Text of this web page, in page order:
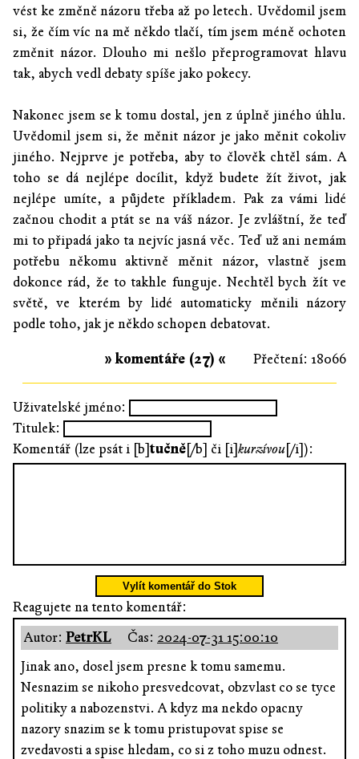
vést ke změně názoru třeba až po letech. Uvědomil jsem
si, že čím víc na mě někdo tlačí, tím jsem méně ochoten
změnit názor. Dlouho mi nešlo přeprogramovat hlavu
tak, abych vedl debaty spíše jako pokecy.
Nakonec jsem se k tomu dostal, jen z úplně jiného úhlu.
Uvědomil jsem si, že měnit názor je jako měnit cokoliv
jiného. Nejprve je potřeba, aby to člověk chtěl sám. A
toho se dá nejlépe docílit, když budete žít život, jak
nejlépe umíte, a půjdete příkladem. Pak za vámi lidé
začnou chodit a ptát se na váš názor. Je zvláštní, že teď
mi to připadá jako ta nejvíc jasná věc. Teď už ani nemám
potřebu někomu aktivně měnit názor, vlastně jsem
dokonce rád, že to takhle funguje. Nechtěl bych žít ve
světě, ve kterém by lidé automaticky měnili názory
podle toho, jak je někdo schopen debatovat.
Přečtení: 18066
» komentáře (27) «
Uživatelské jméno:
Titulek:
Komentář (lze psát i [b]tučně[/b] či [i]kurzívou[/i]):
Vylít komentář do Stok
Reagujete na tento komentář:
Autor: PetrKL Čas: 2024-07-31 15:00:10
Jinak ano, dosel jsem presne k tomu samemu.
Nesnazim se nikoho presvedcovat, obzvlast co se tyce
politiky a nabozenstvi. A kdyz ma nekdo opacny
nazory snazim se k tomu pristupovat spise se
zvedavosti a spise hledam, co si z toho muzu odnest.